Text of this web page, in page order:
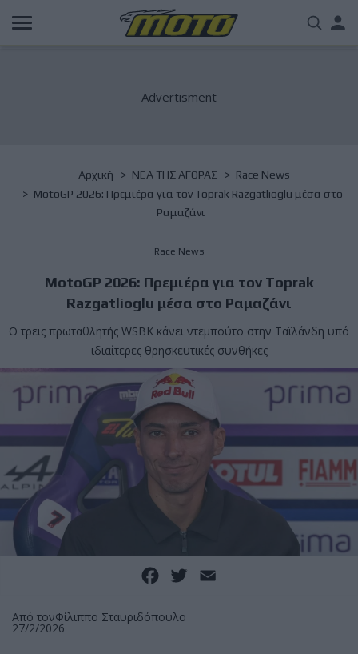
Παράκαμψη
προς
Breadcrumb
Αρχική NΕΑ ΤΗΣ ΑΓΟΡΑΣ
Race News
MotoGP 2026: Πρεμιέρα για τον Toprak Razgatlioglu μέσα στο
Ραμαζάνι
Race News
MotoGP 2026: Πρεμιέρα για τον Toprak
Razgatlioglu μέσα στο Ραμαζάνι
Ο τρεις πρωταθλητής WSBK κάνει ντεμπούτο στην Ταϊλάνδη υπό
ιδιαίτερες θρησκευτικές συνθήκες
Facebook
Twitter
Από τονΦίλιππο Σταυριδόπουλο
27/2/2026